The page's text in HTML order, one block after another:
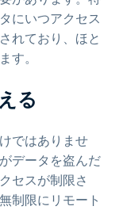
にいつアクセス
れており、ほと
す。
る
ではありませ
データを盗んだ
セスが制限さ
制限にリモート